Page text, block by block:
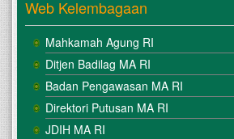
Web Kelembagaan
Mahkamah Agung RI
Ditjen Badilag MA RI
Badan Pengawasan MA RI
Direktori Putusan MA RI
JDIH MA RI